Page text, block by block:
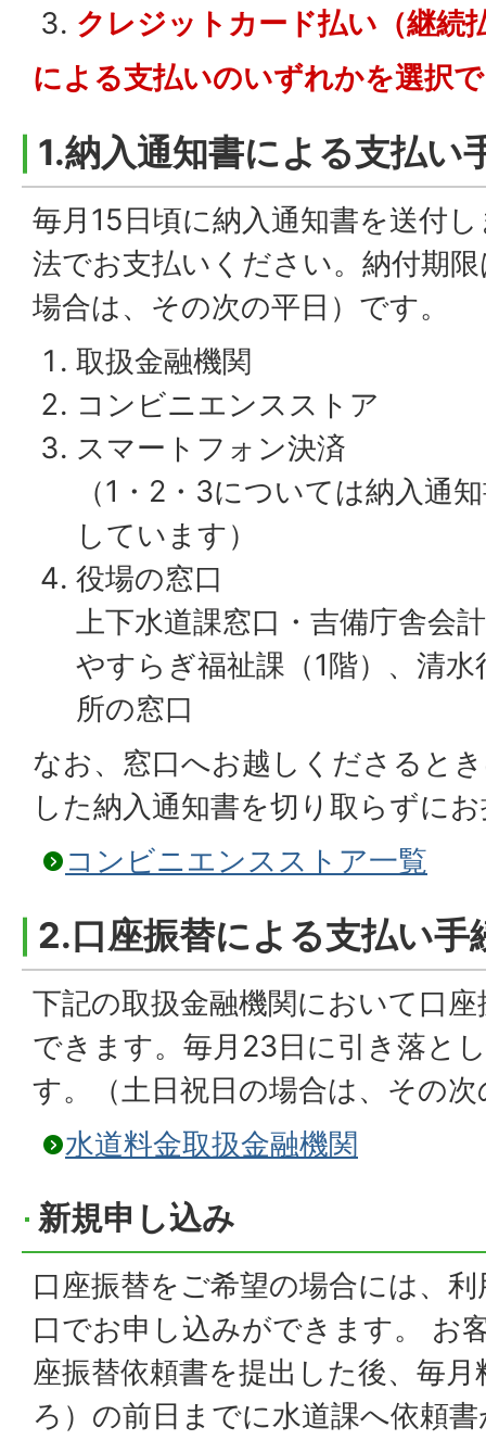
クレジットカード払い（継続
による支払いのいずれかを選択
1.納入通知書による支払い
毎月15日頃に納入通知書を送付
法でお支払いください。納付期
場合は、その次の平日）です。
取扱金融機関
コンビニエンスストア
スマートフォン決済
（1・2・3については納入通
しています）
役場の窓口
上下水道課窓口・吉備庁舎会
やすらぎ福祉課（1階）、清
所の窓口
なお、窓口へお越しくださると
した納入通知書を切り取らずに
コンビニエンスストア一覧
2.口座振替による支払い手
下記の取扱金融機関において口
できます。毎月23日に引き落と
す。（土日祝日の場合は、その
水道料金取扱金融機関
新規申し込み
口座振替をご希望の場合には、
口でお申し込みができます。 お
座振替依頼書を提出した後、毎
ろ）の前日までに水道課へ依頼